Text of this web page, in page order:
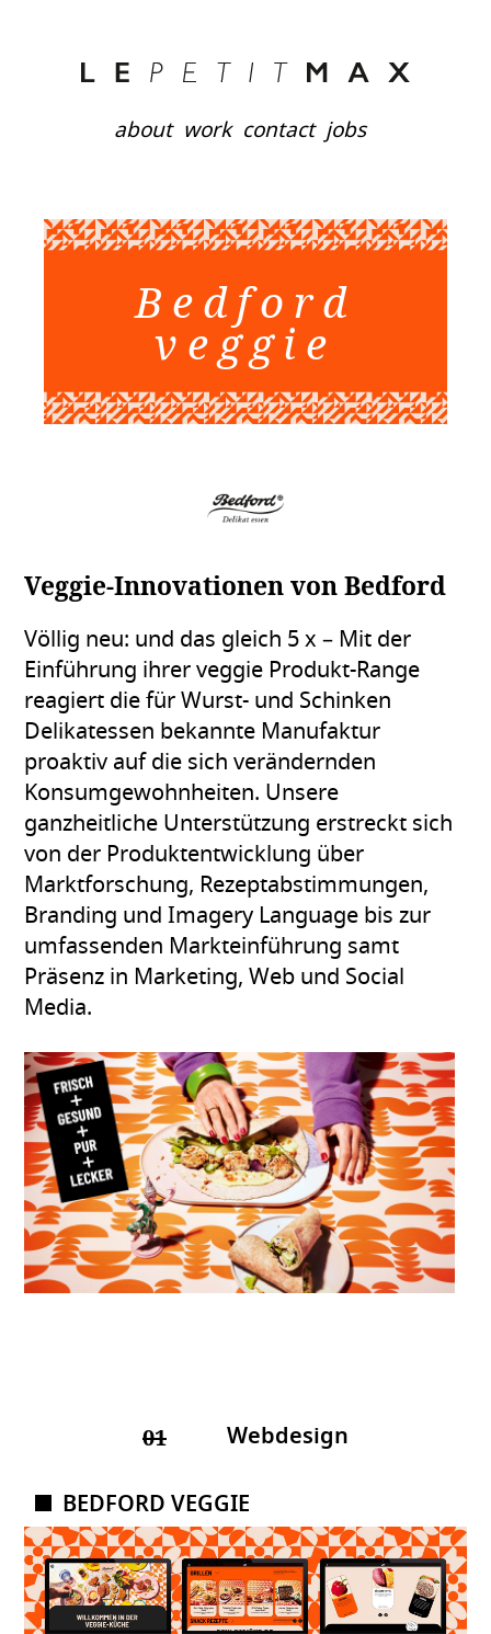
about work contact jobs
Bedford
veggie
Veggie-Innovationen von Bedford
Völlig neu: und das gleich 5 x – Mit der
Einführung ihrer veggie Produkt-Range
reagiert die für Wurst- und Schinken
Delikatessen bekannte Manufaktur
proaktiv auf die sich verändernden
Konsumgewohnheiten. Unsere
ganzheitliche Unterstützung erstreckt sich
von der Produktentwicklung über
Marktforschung, Rezeptabstimmungen,
Branding und Imagery Language bis zur
umfassenden Markteinführung samt
Präsenz in Marketing, Web und Social
Media.
01 Webdesign
BEDFORD VEGGIE